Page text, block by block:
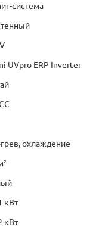
система
UVpro ERP Inverter
охлаждение
кВт
кВт